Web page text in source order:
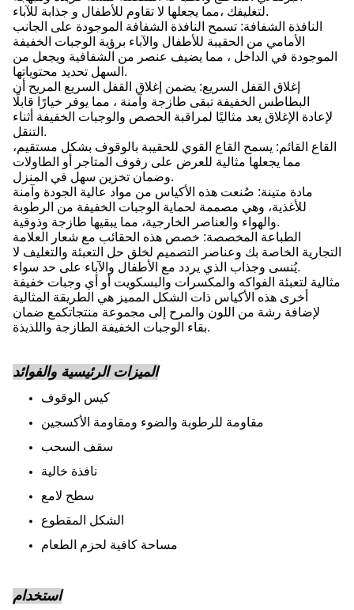
لتغليفك ،مما يجعلها لا تقاوم للأطفال و جذابة للآباء.
النافذة الشفافة: تسمح النافذة الشفافة الموجودة على الجانب
الأمامي من الحقيبة للأطفال والآباء برؤية الوجبات الخفيفة
الموجودة في الداخل ، مما يضيف عنصر من الشفافية ويجعل من
السهل تحديد محتوياتها.
إغلاق القفل السريع: يضمن إغلاق القفل السريع المريح أن
البطاطس الخفيفة تبقى طازجة وآمنة ، مما يوفر خيارًا قابلًا
لإعادة الإغلاق يعد مثاليًا لمراقبة الحصص والوجبات الخفيفة أثناء
التنقل.
القاع القائم: يسمح القاع القوي للحقيبة بالوقوف بشكل مستقيم،
مما يجعلها مثالية للعرض على رفوف المتاجر أو الطاولات
وضمان تخزين سهل في المنزل.
مادة متينة: صُنعت هذه الأكياس من مواد عالية الجودة وآمنة
للأغذية، وهي مصممة لحماية الوجبات الخفيفة من الرطوبة
والهواء والعناصر الخارجية، مما يبقيها طازجة وذوقية.
الطباعة المخصصة: خصص هذه الحقائب مع شعار العلامة
التجارية الخاصة بك وعناصر التصميم لخلق حل التعبئة والتغليف لا
يُنسى وجذاب الذي يردد مع الأطفال والآباء على حد سواء.
مثالية لتعبئة الفواكه والمكسرات والبسكويت أو أي وجبات خفيفة
أخرى هذه الأكياس ذات الشكل المميز هي الطريقة المثالية
لإضافة رشة من اللون والمرح إلى مجموعة منتجاتكمع ضمان
بقاء الوجبات الخفيفة الطازجة واللذيذة.
الميزات الرئيسية والفوائد
كيس الوقوف
مقاومة للرطوبة والضوء ومقاومة الأكسجين
سقف السحب
نافذة خالية
سطح لامع
الشكل المقطوع
مساحة كافية لحزم الطعام
استخدام